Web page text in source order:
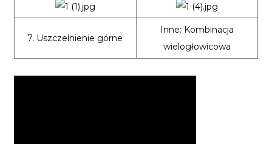
7. Uszczelnienie górne
Inne: Kombinacja
wielogłowicowa